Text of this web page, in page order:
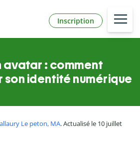
Inscription
avatar : comment
identité numérique
Le peton, MA. Actualisé le 10 juillet